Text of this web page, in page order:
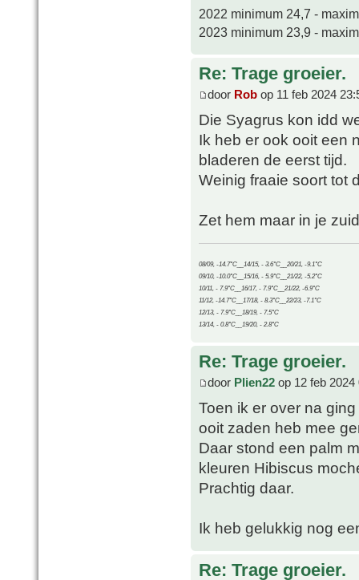
2022 minimum 24,7 -
2023 minimum 23,9 -
Re: Trage groeier.
door Rob op 11 feb 2024
Die Syagrus kon idd
Ik heb er ook ooit een
bladeren de eerst tijd.
Weinig fraaie soort tot
Zet hem maar in je
08/09, -14.7°C__14/15, - 3.6°C__20/21, -9.1°C
09/10, -10.0°C__15/16, - 5.9°C__21/22, -5.2°C
10/11, - 7.9°C__16/17, - 7.9°C__21/22, -6.9°C
11/12, -14.7°C__17/18, - 8.3°C__22/23, -7.1°C
12/13, - 7.9°C__18/19, - 7.5°C
13/14, - 0.8°C__19/20, - 2.8°C
Re: Trage groeier.
door Plien22 op 12 feb 2024
Toen ik er over na
ooit zaden heb mee
Daar stond een palm
kleuren Hibiscus
Prachtig daar.
Ik heb gelukkig nog
Re: Trage groeier.